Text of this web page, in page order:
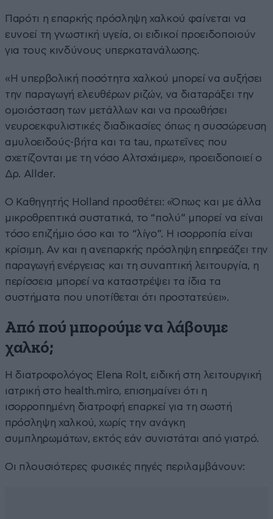
Παρότι η επαρκής πρόσληψη χαλκού φαίνεται να
ευνοεί τη γνωστική υγεία, οι ειδικοί προειδοποιούν
για τους κινδύνους υπερκατανάλωσης.
«Η υπερβολική ποσότητα χαλκού μπορεί να αυξήσει
την παραγωγή ελευθέρων ριζών, να διαταράξει την
ομοιόσταση των μετάλλων και να προωθήσει
νευροεκφυλιστικές διαδικασίες όπως η συσσώρευση
αμυλοειδούς-βήτα και τα tau, πρωτεΐνες που
σχετίζονται με τη νόσο Αλτσχάιμερ», προειδοποιεί ο
Δρ. Allder.
Ο Καθηγητής Holland προσθέτει: «Όπως και με άλλα
μικροθρεπτικά συστατικά, το “πολύ” μπορεί να είναι
τόσο επιζήμιο όσο και το “λίγο”. Η ισορροπία είναι
κρίσιμη. Αν και η ανεπαρκής πρόσληψη επηρεάζει την
παραγωγή ενέργειας και τη συναπτική λειτουργία, η
περίσσεια μπορεί να καταστρέψει τα ίδια τα
συστήματα που υποτίθεται ότι προστατεύει».
Από πού μπορούμε να λάβουμε
χαλκό;
Η διατροφολόγος Elena Rolt, ειδική στη λειτουργική
ιατρική στο health.miro, επισημαίνει ότι η
ισορροπημένη διατροφή επαρκεί για τη σωστή
πρόσληψη χαλκού, χωρίς την ανάγκη
συμπληρωμάτων, εκτός εάν συνιστάται από γιατρό.
Οι πλουσιότερες φυσικές πηγές περιλαμβάνουν: